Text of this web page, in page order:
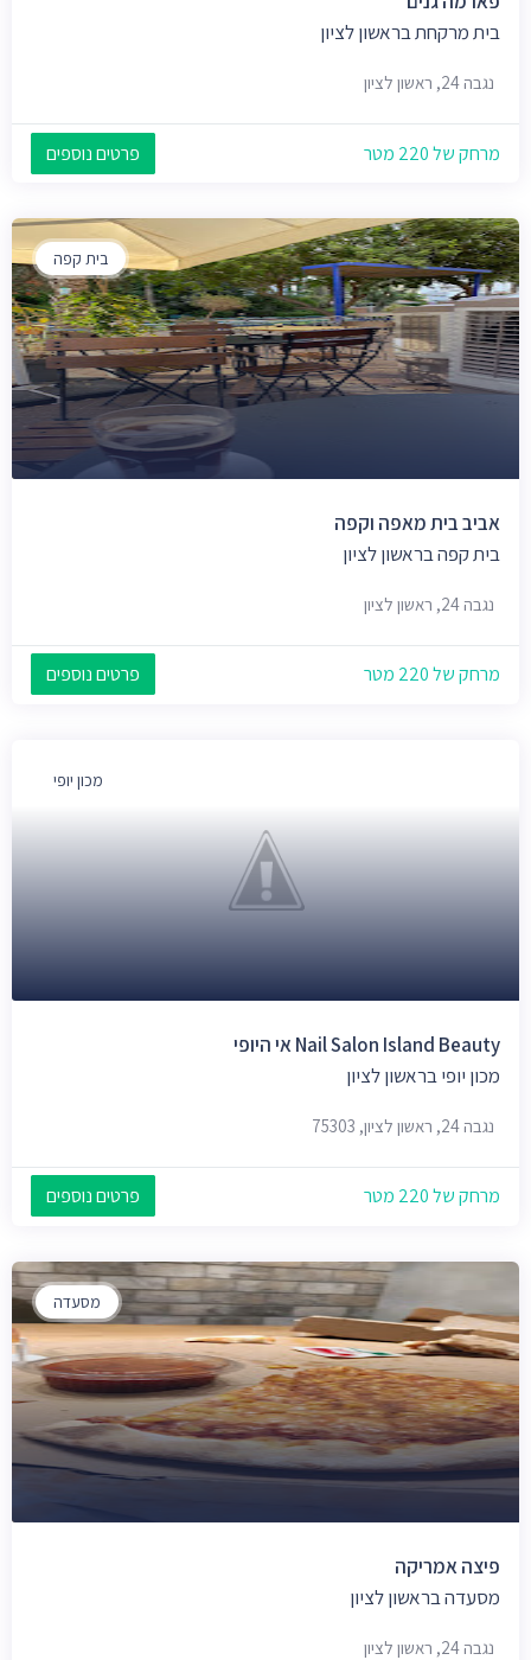
בית מרקחת בראשון לציון
נגבה 24, ראשון לציון
מרחק של 220 מטר פרטים נוספים
בית קפה
אביב בית מאפה וקפה
בית קפה בראשון לציון
נגבה 24, ראשון לציון
מרחק של 220 מטר פרטים נוספים
מכון יופי
Nail Salon Island Beauty אי היופי
מכון יופי בראשון לציון
נגבה 24, ראשון לציון, 75303
מרחק של 220 מטר פרטים נוספים
מסעדה
פיצה אמריקה
מסעדה בראשון לציון
נגבה 24, ראשון לציון